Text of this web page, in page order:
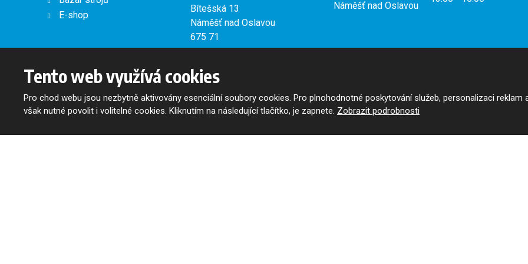
E-shop
Bítešská 13
Náměšť nad Oslavou
675 71
Po–Ne 10:00–22:00
Provozní výjimky
aktuální
otevírací dobunajdete na
Náměšť nad Oslavou
Tento web využívá cookies
Pro chod webu jsou nezbytně aktivovány esenciální soubory cookies. Pro plnohodnotné poskytování služeb, personalizaci reklam
však nutné povolit i volitelné cookies. Kliknutím na následující tlačítko, je zapnete. Zobrazit podrobnosti